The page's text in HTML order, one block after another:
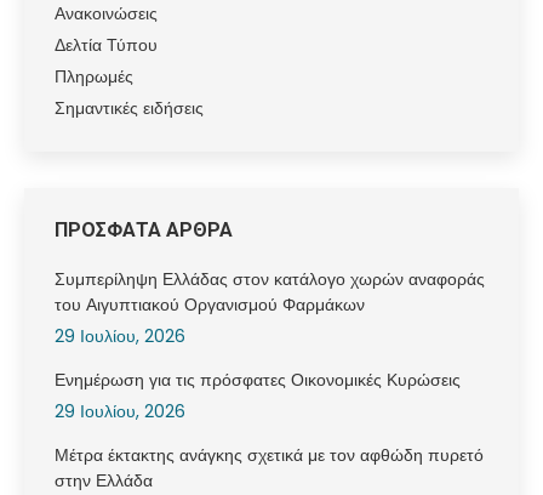
Ανακοινώσεις
Δελτία Τύπου
Πληρωμές
Σημαντικές ειδήσεις
ΠΡΟΣΦΑΤΑ ΑΡΘΡΑ
Συμπερίληψη Ελλάδας στον κατάλογο χωρών αναφοράς
του Αιγυπτιακού Οργανισμού Φαρμάκων
29 Ιουλίου, 2026
Ενημέρωση για τις πρόσφατες Οικονομικές Κυρώσεις
29 Ιουλίου, 2026
Μέτρα έκτακτης ανάγκης σχετικά με τον αφθώδη πυρετό
στην Ελλάδα